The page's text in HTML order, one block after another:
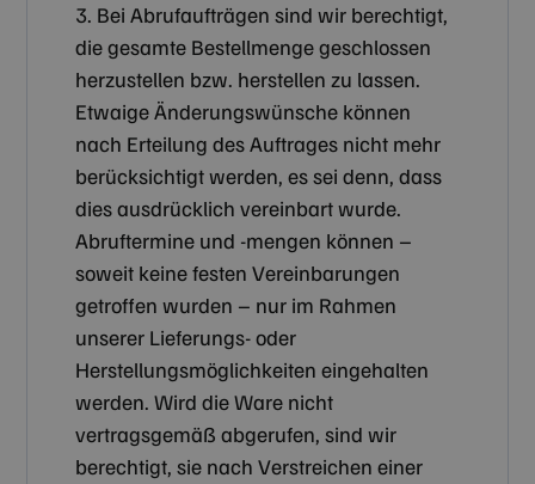
3. Bei Abrufaufträgen sind wir berechtigt,
die gesamte Bestellmenge geschlossen
herzustellen bzw. herstellen zu lassen.
Etwaige Änderungswünsche können
nach Erteilung des Auftrages nicht mehr
berücksichtigt werden, es sei denn, dass
dies ausdrücklich vereinbart wurde.
Abruftermine und -mengen können –
soweit keine festen Vereinbarungen
getroffen wurden – nur im Rahmen
unserer Lieferungs- oder
Herstellungsmöglichkeiten eingehalten
werden. Wird die Ware nicht
vertragsgemäß abgerufen, sind wir
berechtigt, sie nach Verstreichen einer